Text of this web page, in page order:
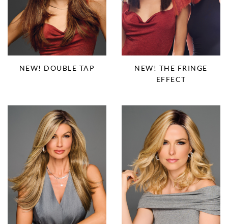
NEW! DOUBLE TAP
NEW! THE FRINGE
EFFECT